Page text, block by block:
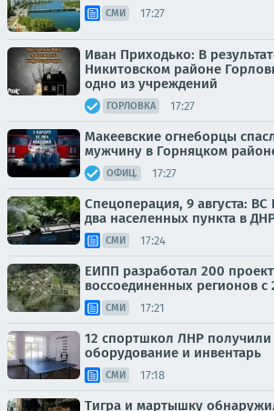
СМИ 17:27
Иван Приходько: В
Никитовском районе
одно из учреждений
ГОРЛОВКА 17:27
Макеевские огнеборцы
мужчину в Горняцком
ОФИЦ. 17:27
Спецоперация, 9 августа:
два населенных пункта в
СМИ 17:24
ЕИПП разработал 200
воссоединенных регионов с
СМИ 17:21
12 спортшкол ЛНР
оборудование и инвентарь
СМИ 17:18
Тигра и мартышку